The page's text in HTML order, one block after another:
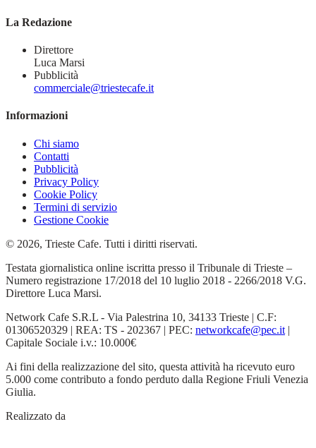
La Redazione
Direttore
Luca Marsi
Pubblicità
commerciale@triestecafe.it
Informazioni
Chi siamo
Contatti
Pubblicità
Privacy Policy
Cookie Policy
Termini di servizio
Gestione Cookie
© 2026, Trieste Cafe. Tutti i diritti riservati.
Testata giornalistica online iscritta presso il Tribunale di Trieste –
Numero registrazione 17/2018 del 10 luglio 2018 - 2266/2018 V.G.
Direttore Luca Marsi.
Network Cafe S.R.L - Via Palestrina 10, 34133 Trieste | C.F:
01306520329 | REA: TS - 202367 | PEC: networkcafe@pec.it |
Capitale Sociale i.v.: 10.000€
Ai fini della realizzazione del sito, questa attività ha ricevuto euro
5.000 come contributo a fondo perduto dalla Regione Friuli Venezia
Giulia.
Realizzato da